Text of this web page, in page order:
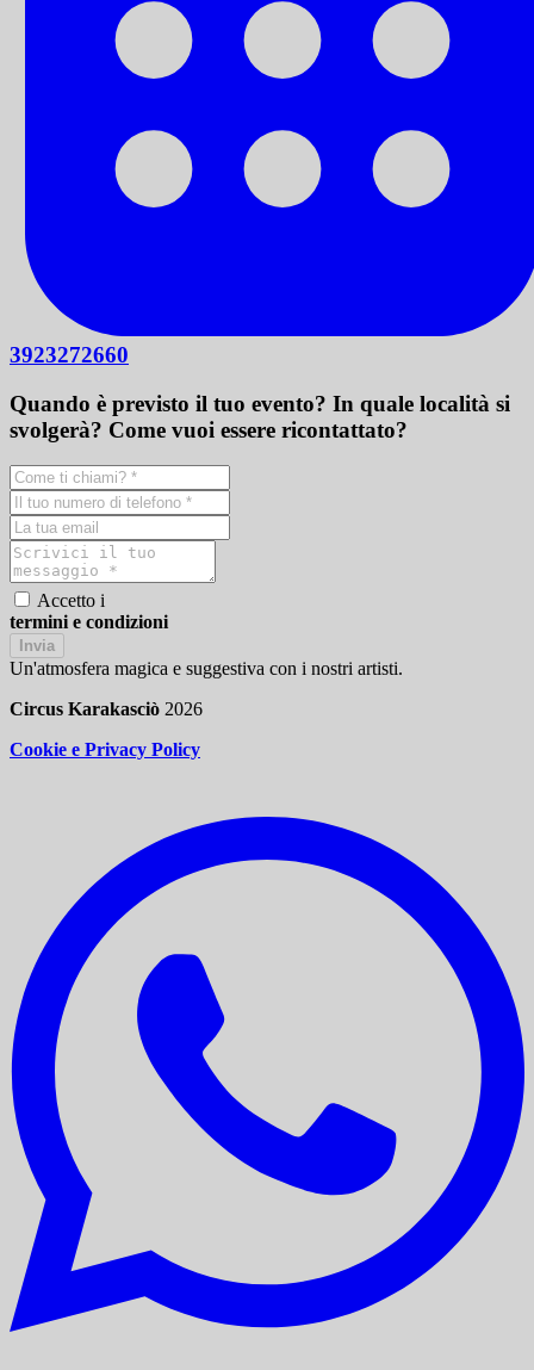
3923272660
Quando è previsto il tuo evento? In quale località si
svolgerà? Come vuoi essere ricontattato?
Accetto i
termini e condizioni
Invia
Un'atmosfera magica e suggestiva con i nostri artisti.
Circus Karakasciò 2026
Cookie e Privacy Policy